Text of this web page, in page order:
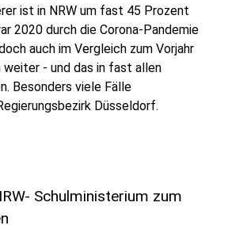
ist in NRW um fast 45 Prozent
2020 durch die Corona-Pandemie
auch im Vergleich zum Vorjahr
weiter - und das in fast allen
Besonders viele Fälle
Düsseldorf.
Schulministerium zum